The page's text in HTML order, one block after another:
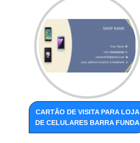
CARTÃO DE VISITA PARA LOJA
DE CELULARES BARRA FUNDA